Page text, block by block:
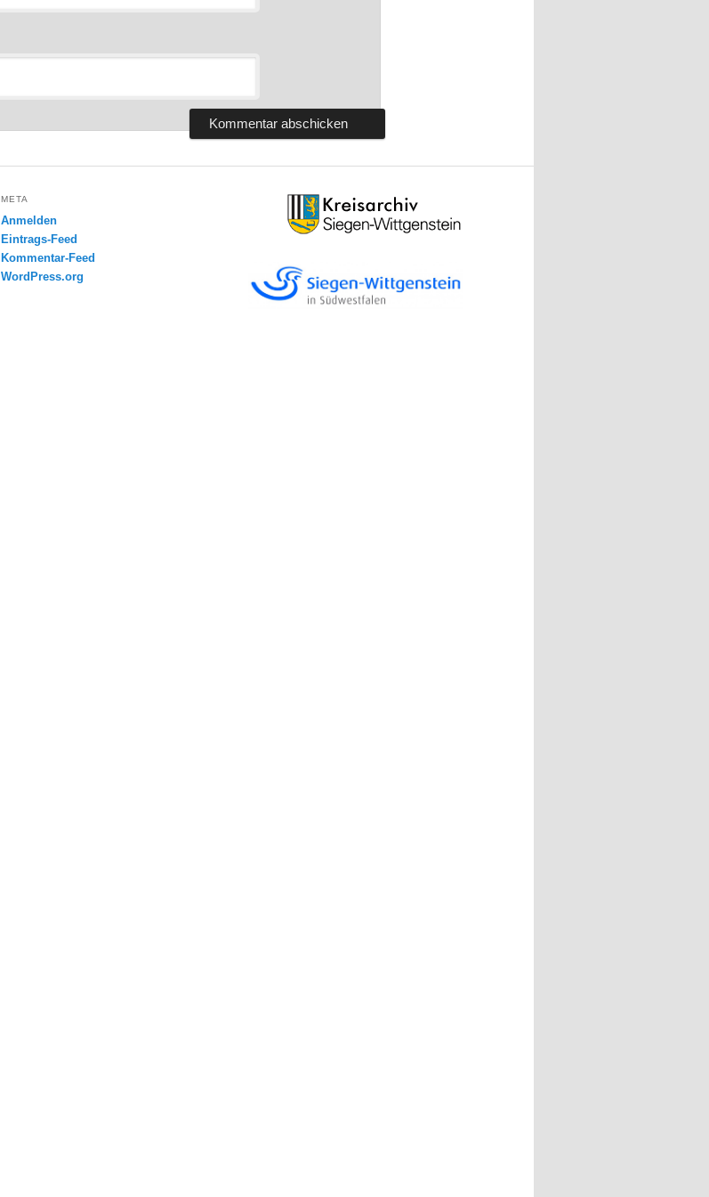
META
Anmelden
Eintrags-Feed
Kommentar-Feed
WordPress.org